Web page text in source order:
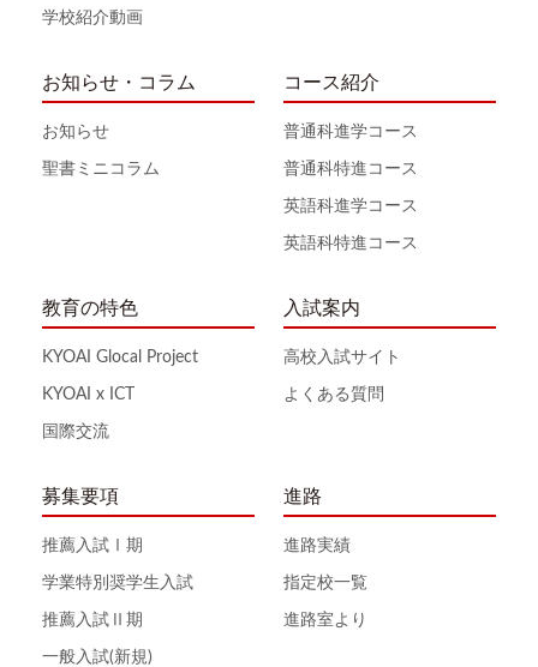
学校紹介動画
お知らせ・コラム
お知らせ
聖書ミニコラム
コース紹介
普通科進学コース
普通科特進コース
英語科進学コース
英語科特進コース
教育の特色
KYOAI Glocal Project
KYOAI x ICT
国際交流
入試案内
高校入試サイト
よくある質問
募集要項
推薦入試Ⅰ期
学業特別奨学生入試
推薦入試Ⅱ期
一般入試(新規)
進路
進路実績
指定校一覧
進路室より